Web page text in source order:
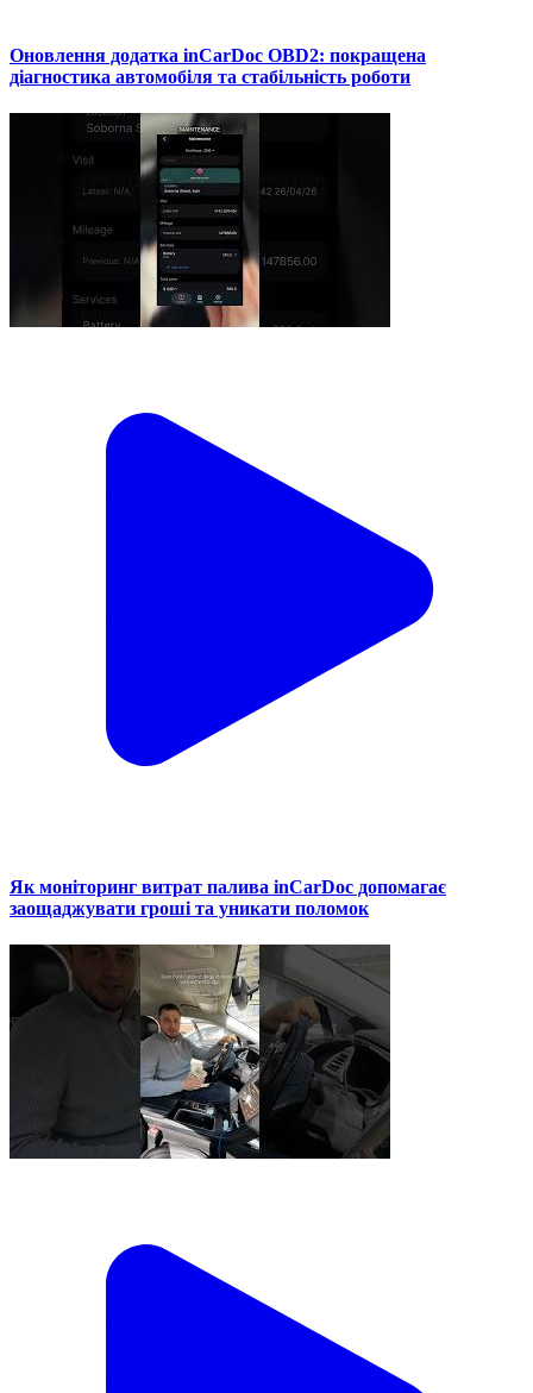
Оновлення додатка inCarDoc OBD2: покращена
діагностика автомобіля та стабільність роботи
Як моніторинг витрат палива inCarDoc допомагає
заощаджувати гроші та уникати поломок